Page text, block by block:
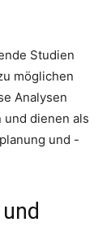
Studien
möglichen
Analysen
und dienen als
und -